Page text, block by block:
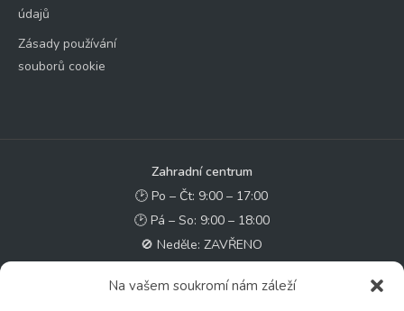
Na vašem soukromí nám záleží
údajů
Zásady používání
souborů cookie
Zahradní centrum
🕑 Po – Čt: 9:00 – 17:00
🕑 Pá – So: 9:00 – 18:00
🚫 Neděle: ZAVŘENO
Květinářství